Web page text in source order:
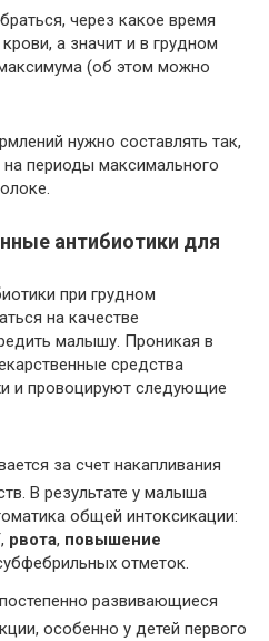
через какое время
а значит и в грудном
(об этом можно
нужно составлять так,
периоды максимального
антибиотики для
при грудном
на качестве
малышу. Проникая в
средства
и провоцируют следующие
за счет накапливания
В результате у малыша
общей интоксикации:
рвота, повышение
отметок.
развивающиеся
особенно у детей первого